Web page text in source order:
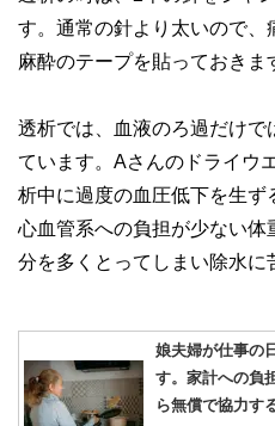
す。通常の針より太いので
麻酔のテープを貼っておきま
透析では、血液のろ過だけで
ています。Aさんのドライウ
析中に過度の血圧低下を生ず
心血管系への負担が少ない体
分を多くとってしまい除水に
娘夫婦が仕事の
す。家計への負
ら無償で協力す